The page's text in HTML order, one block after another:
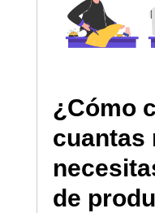
¿Cómo
cuantas
de